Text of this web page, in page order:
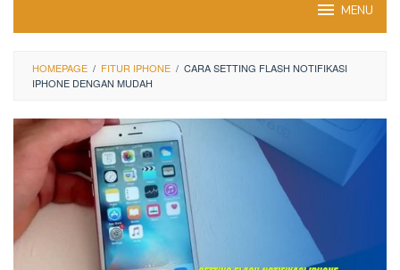
MENU
HOMEPAGE / FITUR IPHONE / CARA SETTING FLASH NOTIFIKASI
IPHONE DENGAN MUDAH